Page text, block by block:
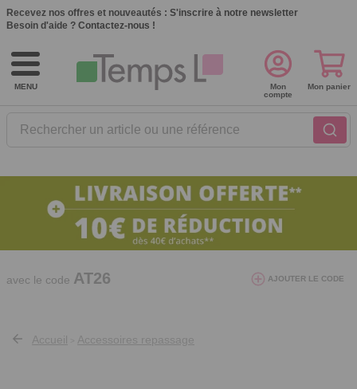
Recevez nos offres et nouveautés : S'inscrire à notre newsletter
Besoin d'aide ? Contactez-nous !
MENU
Rechercher un article ou une référence
Mon
compte
Mon panier
10€ de réduction dès 40€ d'achat. Offre
valable du 03/08/2026 au 12/08/2026.
avec le code AT26 AJOUTER LE CODE
Accueil Accessoires repassage